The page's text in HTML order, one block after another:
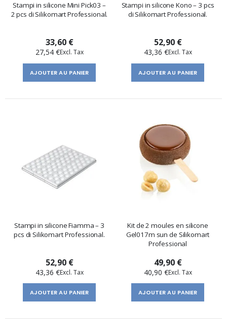
Stampi in silicone Mini Pick03 –
2 pcs di Silikomart Professional.
33,60 €
27,54 €
AJOUTER AU PANIER
Stampi in silicone Kono – 3 pcs
di Silikomart Professional.
52,90 €
43,36 €
AJOUTER AU PANIER
Stampi in silicone Fiamma – 3
pcs di Silikomart Professional.
52,90 €
43,36 €
AJOUTER AU PANIER
Kit de 2 moules en silicone
Gel017m sun de Silikomart
Professional
49,90 €
40,90 €
AJOUTER AU PANIER